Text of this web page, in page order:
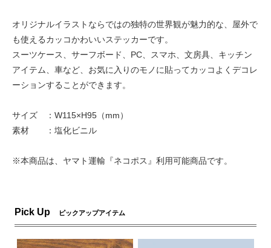
オリジナルイラストならではの独特の世界観が魅力的な、屋外で
も使えるカッコかわいいステッカーです。
スーツケース、サーフボード、PC、スマホ、文房具、キッチン
アイテム、車など、お気に入りのモノに貼ってカッコよくデコレ
ーションすることができます。
サイズ ：W115×H95（mm）
素材 ：塩化ビニル
※本商品は、ヤマト運輸『ネコポス』利用可能商品です。
Pick Up ピックアップアイテム